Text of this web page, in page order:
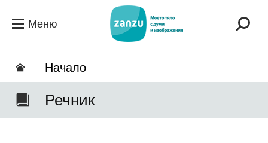
Меню
Hачало
Речник